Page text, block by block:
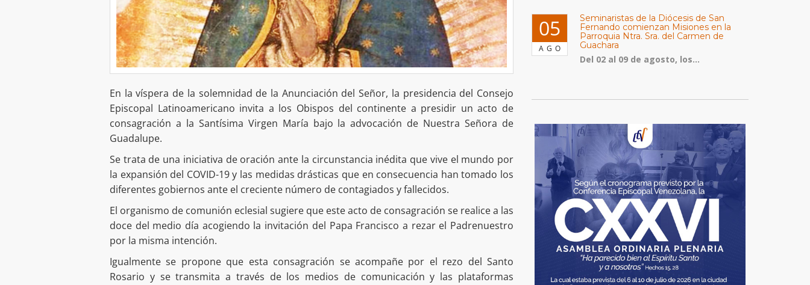
En la víspera de la solemnidad de la Anunciación del Señor, la presidencia del Consejo
Episcopal Latinoamericano invita a los Obispos del continente a presidir un acto de
consagración a la Santísima Virgen María bajo la advocación de Nuestra Señora de
Guadalupe.
Se trata de una iniciativa de oración ante la circunstancia inédita que vive el mundo por
la expansión del COVID-19 y las medidas drásticas que en consecuencia han tomado los
diferentes gobiernos ante el creciente número de contagiados y fallecidos.
El organismo de comunión eclesial sugiere que este acto de consagración se realice a las
doce del medio día acogiendo la invitación del Papa Francisco a rezar el Padrenuestro
por la misma intención.
Igualmente se propone que esta consagración se acompañe por el rezo del Santo
Rosario y se transmita a través de los medios de comunicación y las plataformas
05
AGO
Seminaristas de la Diócesis de San
Fernando comienzan Misiones en la
Parroquia Ntra. Sra. del Carmen de
Guachara
Del 02 al 09 de agosto, los...